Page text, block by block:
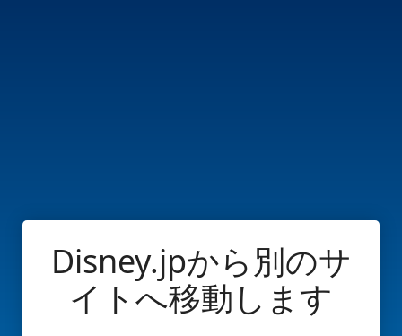
Disney.jpから別のサ
イトへ移動します